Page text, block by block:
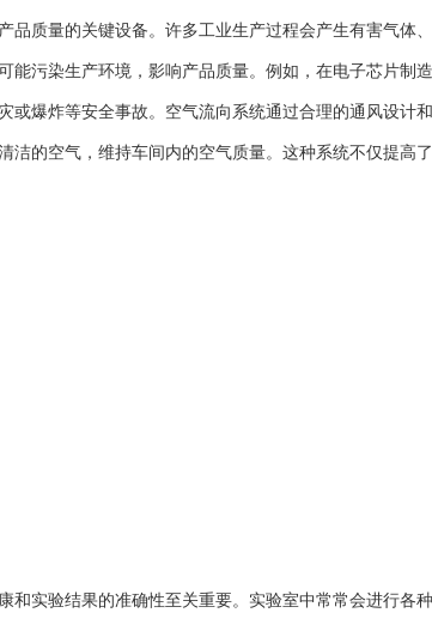
质量的关键设备。许多工业生产过程会产生有害气体
能污染生产环境，影响产品质量。例如，在电子芯片制
或爆炸等安全事故。空气流向系统通过合理的通风设计
洁的空气，维持车间内的空气质量。这种系统不仅提高
实验结果的准确性至关重要。实验室中常常会进行各